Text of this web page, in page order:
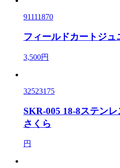
91111870
フィールドカートジ
3,500円
32523175
SKR-005 18-8ステン
さくら
円